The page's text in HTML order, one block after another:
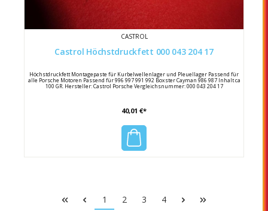
CASTROL
Castrol Höchstdruckfett 000 043 204 17
Höchstdruckfett Montagepaste für Kurbelwellenlager und Pleuellager Passend für
alle Porsche Motoren Passend für 996 997 991 992 Boxster Cayman 986 987 Inhalt ca
100 GR. Hersteller: Castrol Porsche Vergleichsnummer: 000 043 204 17
40,01 €*
1 2 3 4